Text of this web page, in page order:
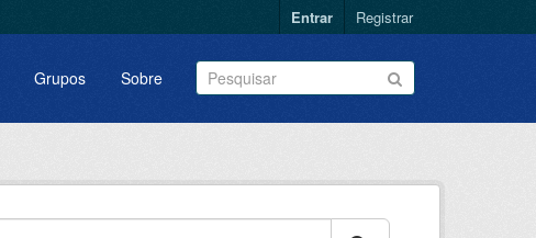
Entrar Registrar
Grupos Sobre